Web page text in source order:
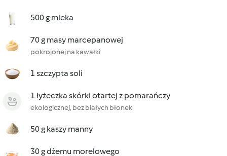
500 g mleka
70 g masy marcepanowej
pokrojonej na kawałki
1 szczypta soli
1 łyżeczka skórki otartej z pomarańczy
ekologicznej, bez białych błonek
50 g kaszy manny
30 g dżemu morelowego